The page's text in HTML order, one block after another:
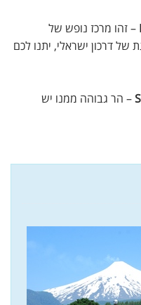
– זהו מרכז נופש של
דרכון ישראלי, יתנו לכם
– הר גבוהה ממנו יש